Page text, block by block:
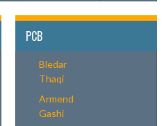
PCB
Bledar
Thaqi
Armend
Gashi